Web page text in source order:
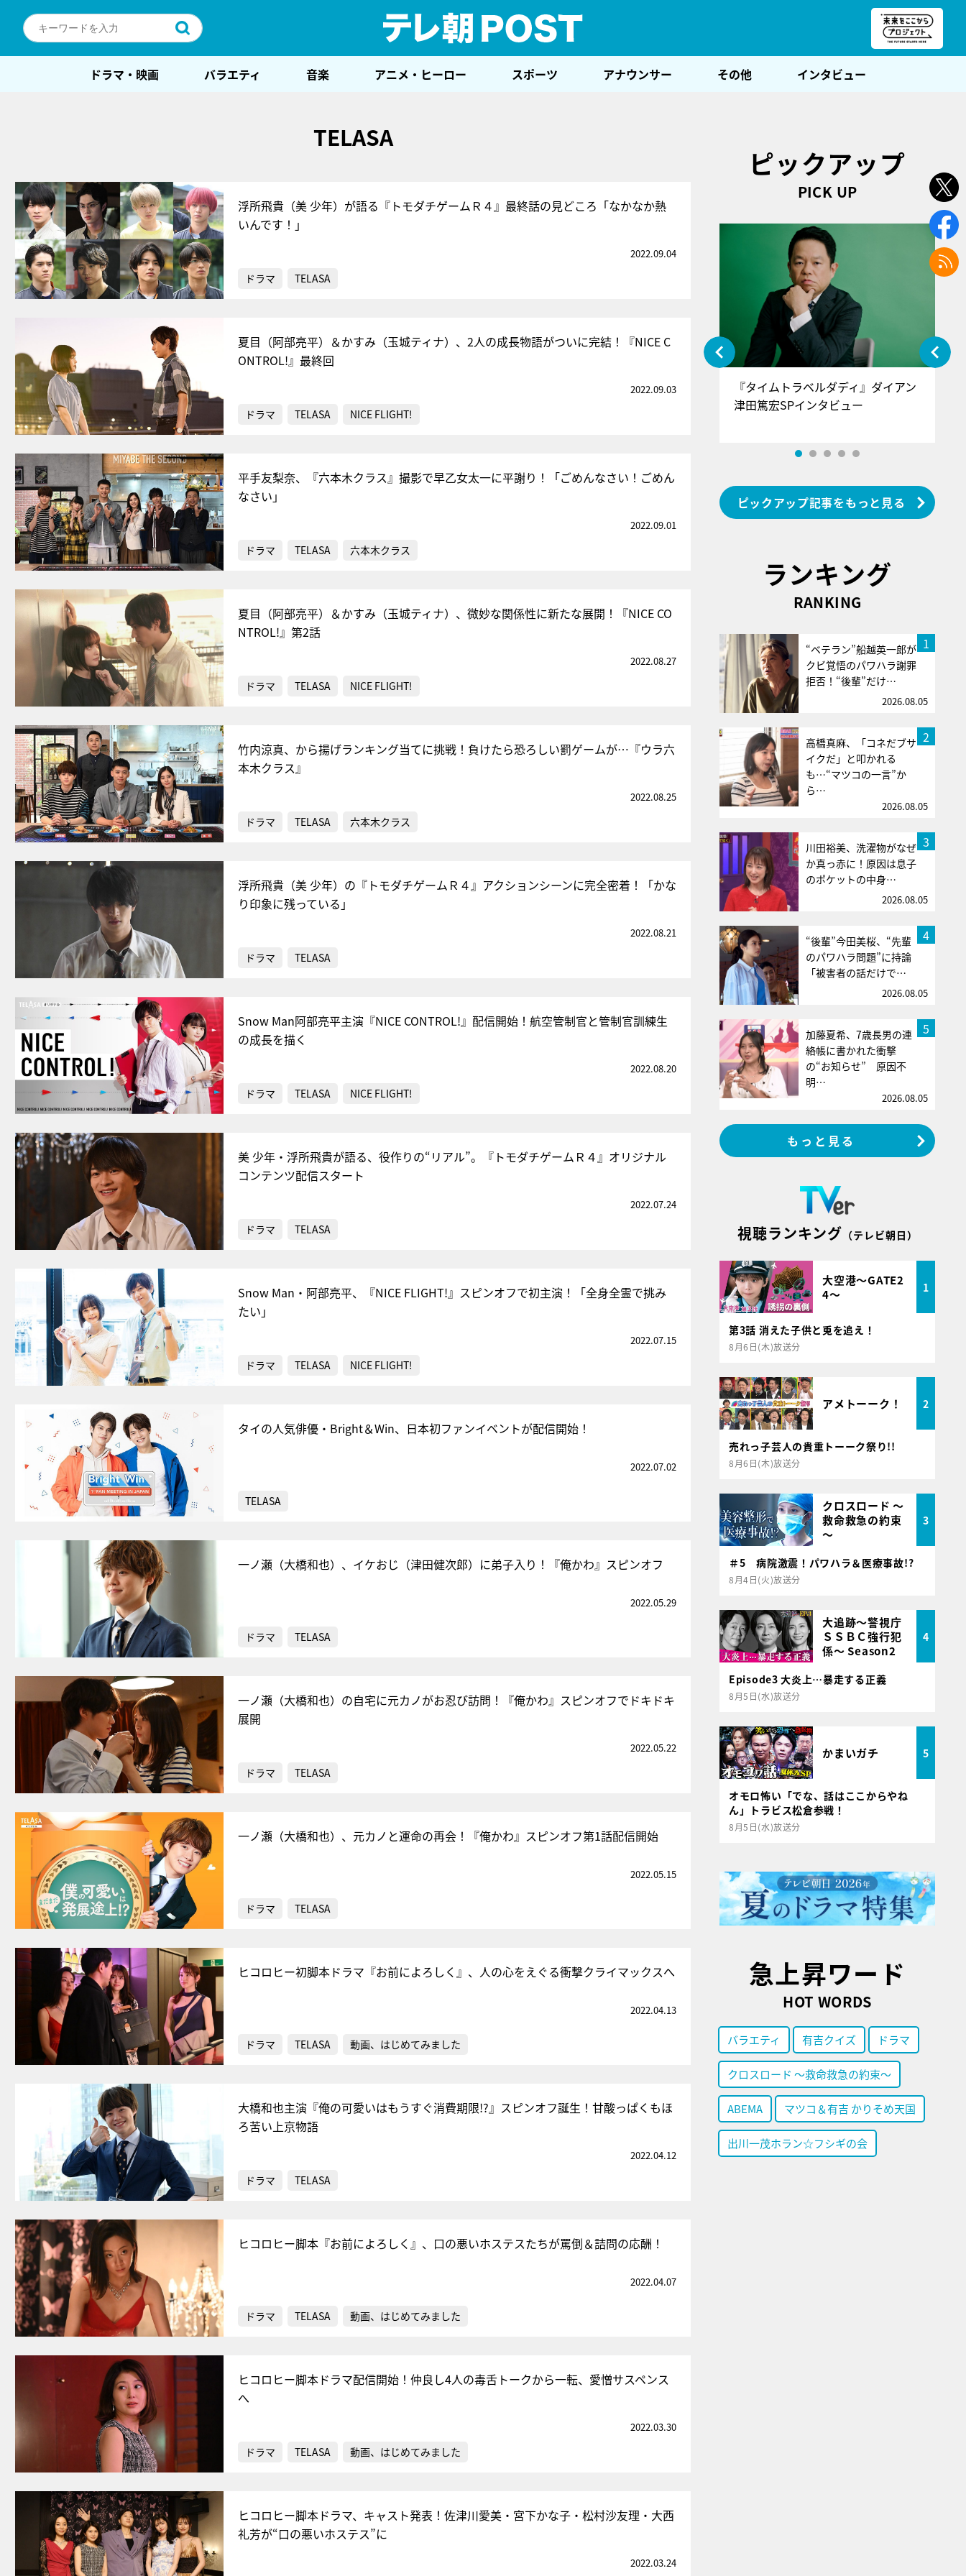
ドラマ・映画 バラエティ 音楽 アニメ・ヒーロー スポーツ アナウンサー その他 インタビュー
TELASA
浮所飛貴（美 少年）が語る『トモダチゲームＲ４』最終話の見どころ「なかなか熱
いんです！」
2022.09.04
ドラマ TELASA
夏目（阿部亮平）＆かすみ（玉城ティナ）、2人の成長物語がついに完結！『NICE C
ONTROL!』最終回
2022.09.03
ドラマ TELASA NICE FLIGHT!
平手友梨奈、『六本木クラス』撮影で早乙女太一に平謝り！「ごめんなさい！ごめん
なさい」
2022.09.01
ドラマ TELASA 六本木クラス
夏目（阿部亮平）＆かすみ（玉城ティナ）、微妙な関係性に新たな展開！『NICE CO
NTROL!』第2話
2022.08.27
ドラマ TELASA NICE FLIGHT!
竹内涼真、から揚げランキング当てに挑戦！負けたら恐ろしい罰ゲームが…『ウラ六
本木クラス』
2022.08.25
ドラマ TELASA 六本木クラス
浮所飛貴（美 少年）の『トモダチゲームＲ４』アクションシーンに完全密着！「かな
り印象に残っている」
2022.08.21
ドラマ TELASA
Snow Man阿部亮平主演『NICE CONTROL!』配信開始！航空管制官と管制官訓練生
の成長を描く
2022.08.20
ドラマ TELASA NICE FLIGHT!
美 少年・浮所飛貴が語る、役作りの“リアル”。『トモダチゲームＲ４』オリジナル
コンテンツ配信スタート
2022.07.24
ドラマ TELASA
Snow Man・阿部亮平、『NICE FLIGHT!』スピンオフで初主演！「全身全霊で挑み
たい」
2022.07.15
ドラマ TELASA NICE FLIGHT!
タイの人気俳優・Bright＆Win、日本初ファンイベントが配信開始！
2022.07.02
TELASA
一ノ瀬（大橋和也）、イケおじ（津田健次郎）に弟子入り！『俺かわ』スピンオフ
2022.05.29
ドラマ TELASA
一ノ瀬（大橋和也）の自宅に元カノがお忍び訪問！『俺かわ』スピンオフでドキドキ
展開
2022.05.22
ドラマ TELASA
一ノ瀬（大橋和也）、元カノと運命の再会！『俺かわ』スピンオフ第1話配信開始
2022.05.15
ドラマ TELASA
ヒコロヒー初脚本ドラマ『お前によろしく』、人の心をえぐる衝撃クライマックスへ
2022.04.13
ドラマ TELASA 動画、はじめてみました
大橋和也主演『俺の可愛いはもうすぐ消費期限!?』スピンオフ誕生！甘酸っぱくもほ
ろ苦い上京物語
2022.04.12
ドラマ TELASA
ヒコロヒー脚本『お前によろしく』、口の悪いホステスたちが罵倒＆詰問の応酬！
2022.04.07
ドラマ TELASA 動画、はじめてみました
ヒコロヒー脚本ドラマ配信開始！仲良し4人の毒舌トークから一転、愛憎サスペンス
へ
2022.03.30
ドラマ TELASA 動画、はじめてみました
ヒコロヒー脚本ドラマ、キャスト発表！佐津川愛美・宮下かな子・松村沙友理・大西
礼芳が“口の悪いホステス”に
2022.03.24
ピックアップ
PICK UP
『アイ＝ラブ！げーみんぐ』＝LOV
『タイムトラベルダディ』ダイアン
津田篤宏SPインタビュー
ピックアップ記事をもっと見る
ランキング
RANKING
1
“ベテラン”船越英一郎が
クビ覚悟のパワハラ謝罪
拒否！“後輩”だけ…
2026.08.05
2
高橋真麻、「コネだブサ
イクだ」と叩かれる
も…“マツコの一言”か
ら…
2026.08.05
3
川田裕美、洗濯物がなぜ
か真っ赤に！原因は息子
のポケットの中身…
2026.08.05
4
“後輩”今田美桜、“先輩
のパワハラ問題”に持論
「被害者の話だけで…
2026.08.05
5
加藤夏希、7歳長男の連
絡帳に書かれた衝撃
の“お知らせ” 原因不
明…
2026.08.05
もっと見る
視聴ランキング （テレビ朝日）
大空港～GATE2
4～
1
第3話 消えた子供と兎を追え！
8月6日(木)放送分
アメトーーク！ 2
売れっ子芸人の貴重トーーク祭り!!
8月6日(木)放送分
クロスロード ～
救命救急の約束
～
3
＃5 病院激震！パワハラ＆医療事故!?
8月4日(火)放送分
大追跡～警視庁
ＳＳＢＣ強行犯
係～ Season2
4
Episode3 大炎上…暴走する正義
8月5日(水)放送分
かまいガチ 5
オモロ怖い「でな、話はここからやね
ん」トラビス松倉参戦！
8月5日(水)放送分
急上昇ワード
HOT WORDS
バラエティ 有吉クイズ ドラマ
クロスロード ～救命救急の約束～
ABEMA マツコ＆有吉 かりそめ天国
出川一茂ホラン☆フシギの会